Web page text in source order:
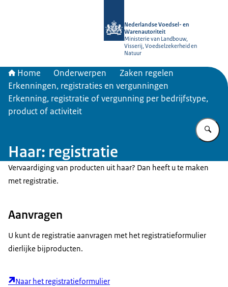
Nederlandse Voedsel- en
Warenautoriteit
Ministerie van Landbouw,
Visserij, Voedselzekerheid en
Natuur
Home Onderwerpen
Zaken regelen
Erkenningen, registraties en vergunningen
Erkenning, registratie of vergunning per bedrijfstype,
product of activiteit
Haar: registratie
Vervaardiging van producten uit haar? Dan heeft u te maken
met registratie.
Aanvragen
U kunt de registratie aanvragen met het registratieformulier
dierlijke bijproducten.
Naar het registratieformulier